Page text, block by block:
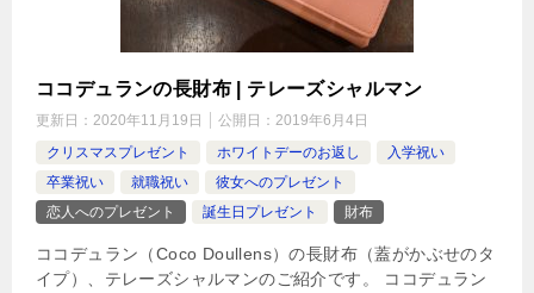
ココデュランの長財布 | テレーズシャルマン
更新日： 2020年11月19日 公開日： 2019年6月4日
クリスマスプレゼント
ホワイトデーのお返し
入学祝い
卒業祝い
就職祝い
彼女へのプレゼント
恋人へのプレゼント
誕生日プレゼント 財布
ココデュラン（Coco Doullens）の長財布（蓋がかぶせのタ
イプ）、テレーズシャルマンのご紹介です。 ココデュラン